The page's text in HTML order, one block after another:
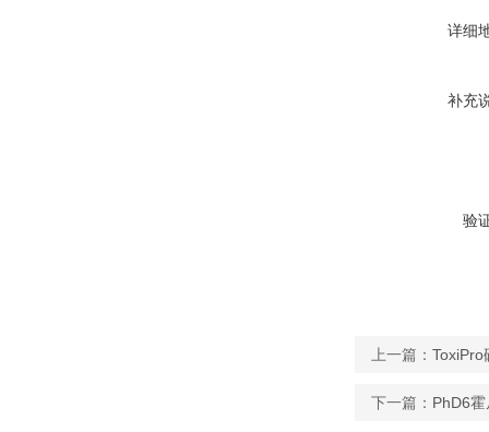
详细
补充
验
上一篇： ToxiPro
下一篇： PhD6